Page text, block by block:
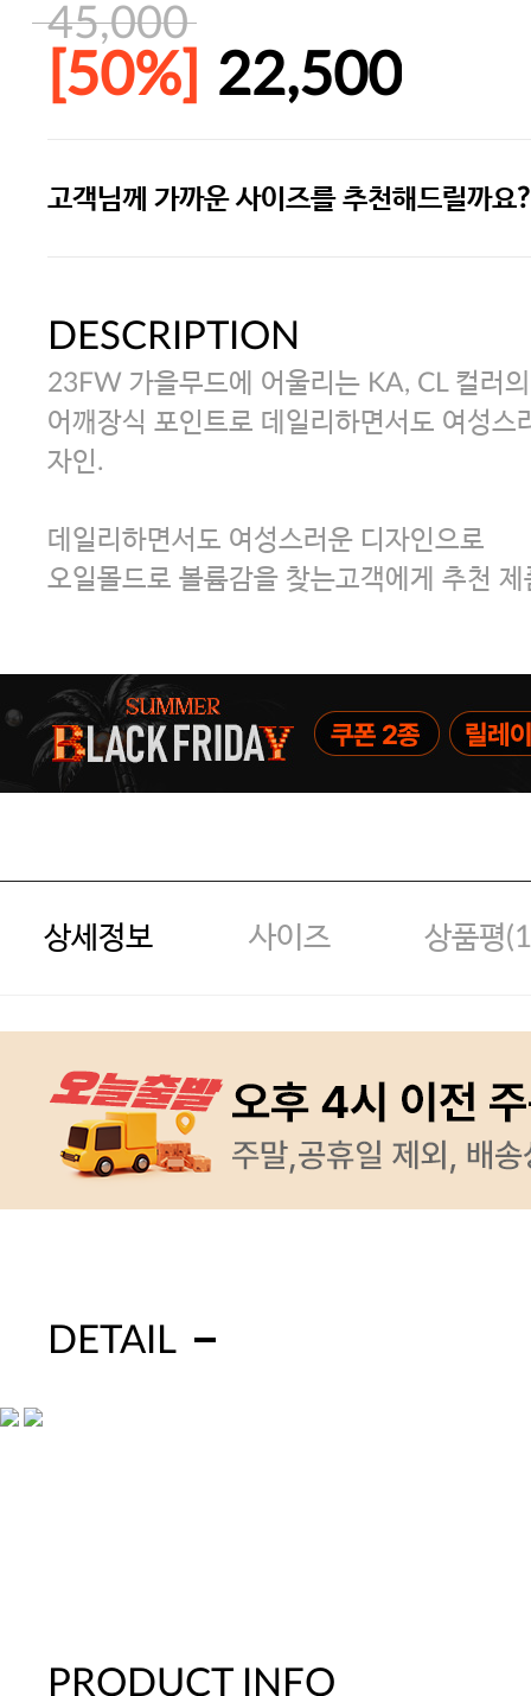
45,000
[50%] 22,500
주말특가 20%(8.7~8.9)/5만원 이
[썸머블프] 2만원 할인 쿠폰(8.1~31)
고객님께 가까운 사이즈를 추천해드릴까요?
DESCRIPTION
23FW 가을무드에 어울리는 KA, CL 컬러
어깨장식 포인트로 데일리하면서도 여성스
자인.
데일리하면서도 여성스러운 디자인으로
오일몰드로 볼륨감을 찾는고객에게 추천 제
상세정보 사이즈 상품평(1
DETAIL
PRODUCT INFO